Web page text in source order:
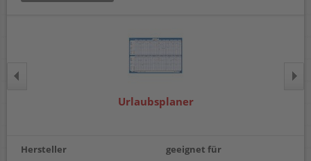
Urlaubsplaner
Hersteller geeignet für